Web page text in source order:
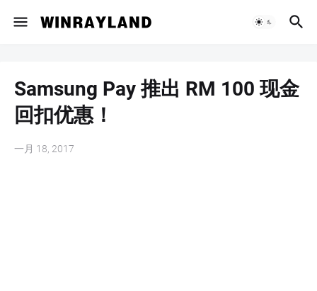
Samsung Pay 推出 RM 100 现金
回扣优惠！
一月 18, 2017